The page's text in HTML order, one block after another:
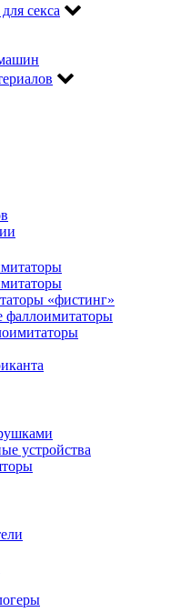
секса
«фистинг»
фаллоимитаторы
устройства